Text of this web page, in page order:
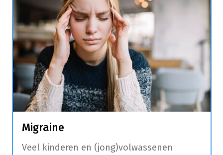
Migraine
Veel kinderen en (jong)volwassenen